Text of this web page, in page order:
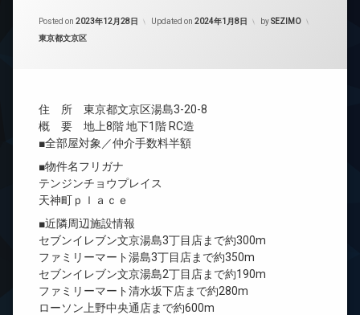
Posted on 2023年12月28日 Updated on 2024年1月8日 bySEZIMO
カテゴリー:
東京都文京区
住 所 東京都文京区湯島3-20-8
概 要 地上8階 地下1階 RC造
■全部屋対象／仲介手数料半額
■物件名フリガナ
テンジンチョウプレイス
天神町ｐｌａｃｅ
■近隣周辺施設情報
セブンイレブン文京湯島3丁目店まで約300m
ファミリーマート湯島3丁目店まで約350m
セブンイレブン文京湯島2丁目店まで約190m
ファミリーマート清水坂下店まで約280m
ローソン上野中央通店まで約600m